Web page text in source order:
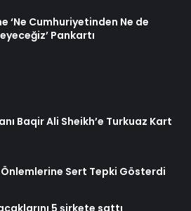
‘Ne Cumhuriyetinden Ne de
Pankartı
Baqir Ali Sheikh’e Turkuaz Kart
Önlemlerine Sert Tepki Gösterdi